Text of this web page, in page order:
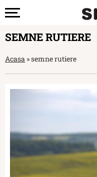
SEMNE RUTIERE
Acasa »semne rutiere